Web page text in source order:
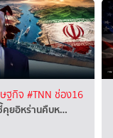
ฐกิจ #TNN ช่อง16
คุยอิหร่านคืบห…